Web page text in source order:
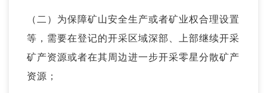
（二）为保障矿山安全生产或者矿业权合理设置
等，需要在登记的开采区域深部、上部继续开采
矿产资源或者在其周边进一步开采零星分散矿产
资源；